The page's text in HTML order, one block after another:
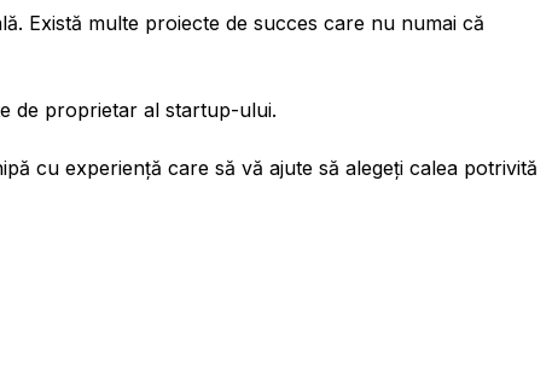
Există multe proiecte de succes care nu numai că
de proprietar al startup-ului.
cu experiență care să vă ajute să alegeți calea potrivită